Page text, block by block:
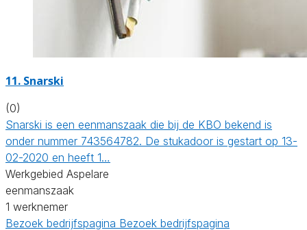
11. Snarski
(0)
Snarski is een eenmanszaak die bij de KBO bekend is
onder nummer 743564782. De stukadoor is gestart op 13-
02-2020 en heeft 1…
Werkgebied Aspelare
eenmanszaak
1 werknemer
Bezoek bedrijfspagina Bezoek bedrijfspagina